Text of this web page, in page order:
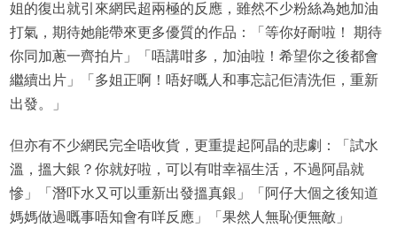
姐的復出就引來網民超兩極的反應，雖然不少粉絲為她加油
打氣，期待她能帶來更多優質的作品：「等你好耐啦！ 期待
你同加蔥一齊拍片」「唔講咁多，加油啦！希望你之後都會
繼續出片」「多姐正啊！唔好嘅人和事忘記佢清洗佢，重新
出發。」
但亦有不少網民完全唔收貨，更重提起阿晶的悲劇：「試水
溫，搵大銀？你就好啦，可以有咁幸福生活，不過阿晶就
慘」「潛吓水又可以重新出發搵真銀」「阿仔大個之後知道
媽媽做過嘅事唔知會有咩反應」「果然人無恥便無敵」